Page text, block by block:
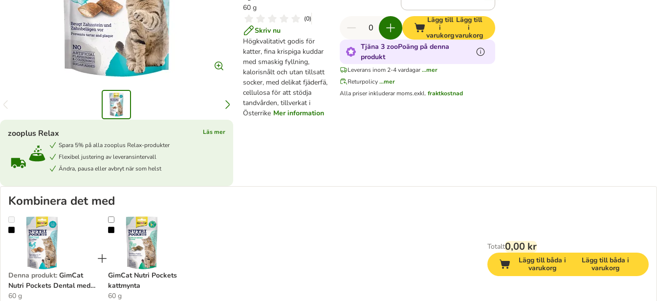
60 g
(0)
Skriv nu
Högkvalitativt godis för
katter, fina krispiga kuddar
med smaskig fyllning,
kalorisnålt och utan tillsatt
socker, med delikat fjäderfä,
cellulosa för att stödja
tandvården, tillverkat i
Österrike Mer information
zooplus Relax
Läs mer
Spara 5% på alla zooplus Relax-produkter
Flexibel justering av leveransintervall
Ändra, pausa eller avbryt när som helst
Lägg till
i
varukorg
Lägg till
i
varukorg
Tjäna 3 zooPoäng på denna
produkt
Leverans inom 2-4 vardagar ...mer
Returpolicy ...mer
Alla priser inkluderar moms.exkl. fraktkostnad
Kombinera det med
GimCat Nutri Pockets Dental med fjäderfä
Denna produkt: GimCat
Nutri Pockets Dental med
fjäderfä
60 g
GimCat Nutri Pockets kattmynta
GimCat Nutri Pockets
kattmynta
60 g
Totalt0,00 kr
Lägg till båda i
varukorg
Lägg till båda i
varukorg